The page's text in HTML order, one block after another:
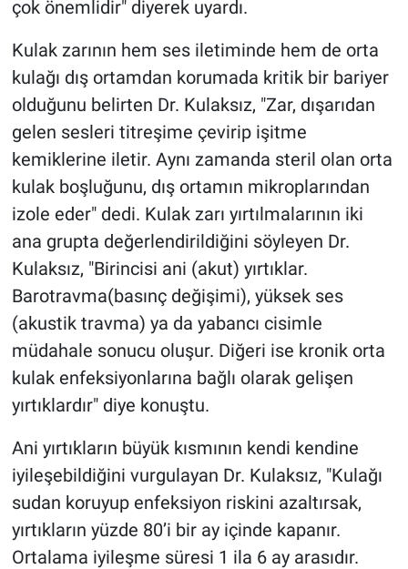
çok önemlidir" diyerek uyardı.
Kulak zarının hem ses iletiminde hem de orta
kulağı dış ortamdan korumada kritik bir bariyer
olduğunu belirten Dr. Kulaksız, "Zar, dışarıdan
gelen sesleri titreşime çevirip işitme
kemiklerine iletir. Aynı zamanda steril olan orta
kulak boşluğunu, dış ortamın mikroplarından
izole eder" dedi. Kulak zarı yırtılmalarının iki
ana grupta değerlendirildiğini söyleyen Dr.
Kulaksız, "Birincisi ani (akut) yırtıklar.
Barotravma(basınç değişimi), yüksek ses
(akustik travma) ya da yabancı cisimle
müdahale sonucu oluşur. Diğeri ise kronik orta
kulak enfeksiyonlarına bağlı olarak gelişen
yırtıklardır" diye konuştu.
Ani yırtıkların büyük kısmının kendi kendine
iyileşebildiğini vurgulayan Dr. Kulaksız, "Kulağı
sudan koruyup enfeksiyon riskini azaltırsak,
yırtıkların yüzde 80’i bir ay içinde kapanır.
Ortalama iyileşme süresi 1 ila 6 ay arasıdır.